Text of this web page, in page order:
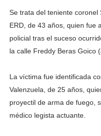
Se trata del teniente coronel
ERD, de 43 años, quien fue
policial tras el suceso
la calle Freddy Beras Goico
La víctima fue identificada
Valenzuela, de 25 años,
proyectil de arma de fuego,
médico legista actuante.